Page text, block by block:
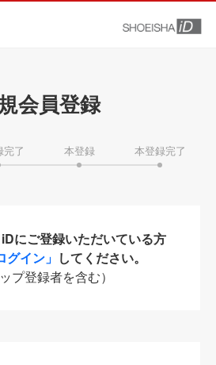
会員登録
完了 本登録 本登録完了
にご登録いただいている方
グイン」 してください。
プ登録者を含む）